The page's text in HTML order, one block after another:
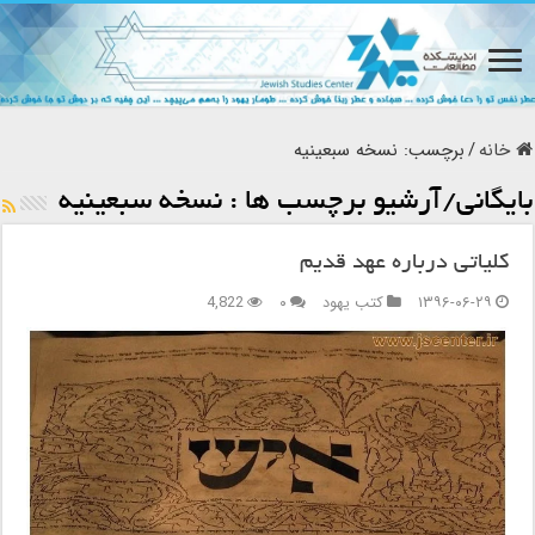
خانه/برچسب: نسخه سبعینیه
بایگانی/آرشیو برچسب ها :نسخه سبعینیه
کلیاتی درباره عهد قدیم
۱۳۹۶-۰۶-۲۹
کتب یهود ۰ 4,822